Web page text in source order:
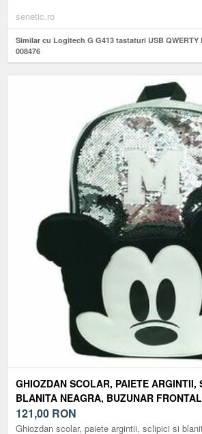
senetic.ro
Similar cu Logitech G G413 tastaturi USB
008476
GHIOZDAN SCOLAR, PAIETE ARGINTII,
BLANITA NEAGRA, BUZUNAR
MOUSE, INTERIOR CAPTUSIT
121,00 RON
Ghiozdan scolar, paiete argintii, sclipici si